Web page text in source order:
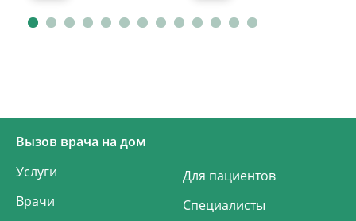
Вызов врача на дом
Услуги
Врачи
Для пациентов
Специалисты